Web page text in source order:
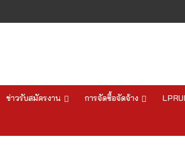
ข่าวรับสมัครงาน การจัดซื้อจัดจ้าง